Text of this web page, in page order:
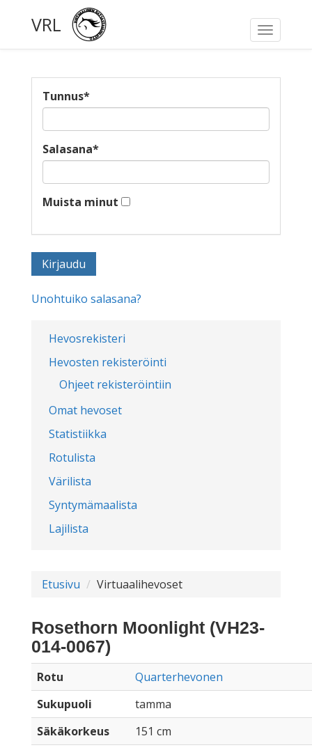
Toggle
VRL
Hevosrekisteri
Hevosten rekisteröinti
Ohjeet rekisteröintiin
Omat hevoset
Statistiikka
Rotulista
Värilista
Syntymämaalista
Lajilista
Tunnus*
Salasana*
Muista minut
Unohtuiko salasana?
Etusivu Virtuaalihevoset
Rosethorn Moonlight (VH23-
014-0067)
Rotu
Quarterhevonen
Sukupuoli
tamma
Säkäkorkeus
151 cm